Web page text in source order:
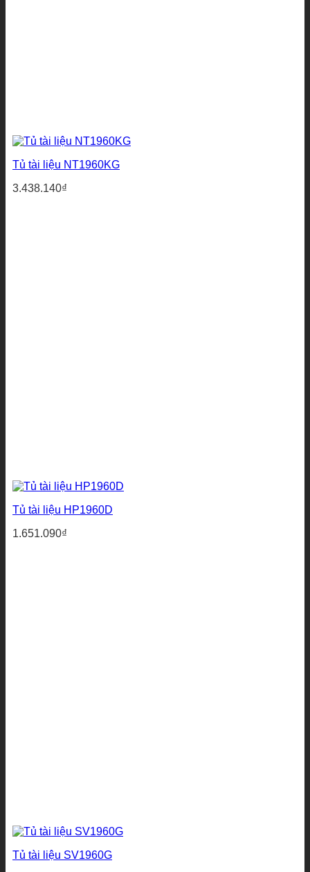
Tủ tài liệu NT1960KG
3.438.140₫
Tủ tài liệu HP1960D
1.651.090₫
Tủ tài liệu SV1960G